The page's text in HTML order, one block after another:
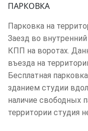
ПАРКОВКА
Парковка на
Заезд во
КПП на воротах.
въезда на
Бесплатная
зданием студии
наличие свободных
территории студия